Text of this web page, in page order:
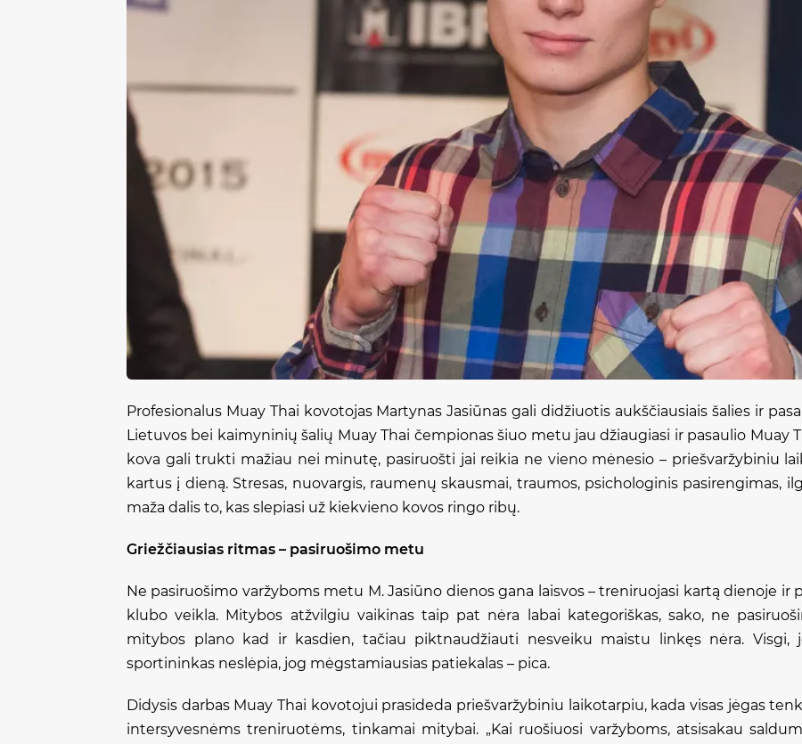
Profesionalus Muay Thai kovotojas Martynas Jasiūnas gali didžiuotis aukščiausiais šalies ir
Lietuvos bei kaimyninių šalių Muay Thai čempionas šiuo metu jau džiaugiasi ir pasaulio Muay
kova gali trukti mažiau nei minutę, pasiruošti jai reikia ne vieno mėnesio – priešvaržybiniu
kartus į dieną. Stresas, nuovargis, raumenų skausmai, traumos, psichologinis pasirengimas,
maža dalis to, kas slepiasi už kiekvieno kovos ringo ribų.
Griežčiausias ritmas – pasiruošimo metu
Ne pasiruošimo varžyboms metu M. Jasiūno dienos gana laisvos – treniruojasi kartą dienoje ir
klubo veikla. Mitybos atžvilgiu vaikinas taip pat nėra labai kategoriškas, sako, ne
mitybos plano kad ir kasdien, tačiau piktnaudžiauti nesveiku maistu linkęs nėra. Visgi,
sportininkas neslėpia, jog mėgstamiausias patiekalas – pica.
Didysis darbas Muay Thai kovotojui prasideda priešvaržybiniu laikotarpiu, kada visas jėgas
intersyvesnėms treniruotėms, tinkamai mitybai. „Kai ruošiuosi varžyboms, atsisakau